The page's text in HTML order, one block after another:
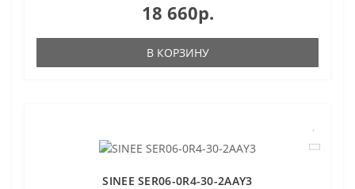
18 660р.
В КОРЗИНУ
SINEE SER06-0R4-30-2AAY3